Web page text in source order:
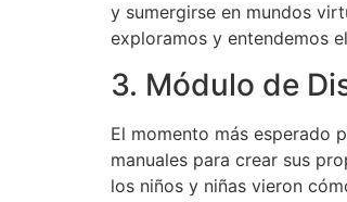
y sumergirse en mundos
exploramos y entendemos
3. Módulo de
El momento más esperado
manuales para crear sus
los niños y niñas vieron